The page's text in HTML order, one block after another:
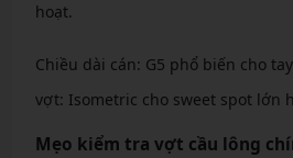
hoạt.
Chiều dài cán: G5 phổ biến cho
vợt: Isometric cho sweet spot lớn
Mẹo kiểm tra vợt cầu lông